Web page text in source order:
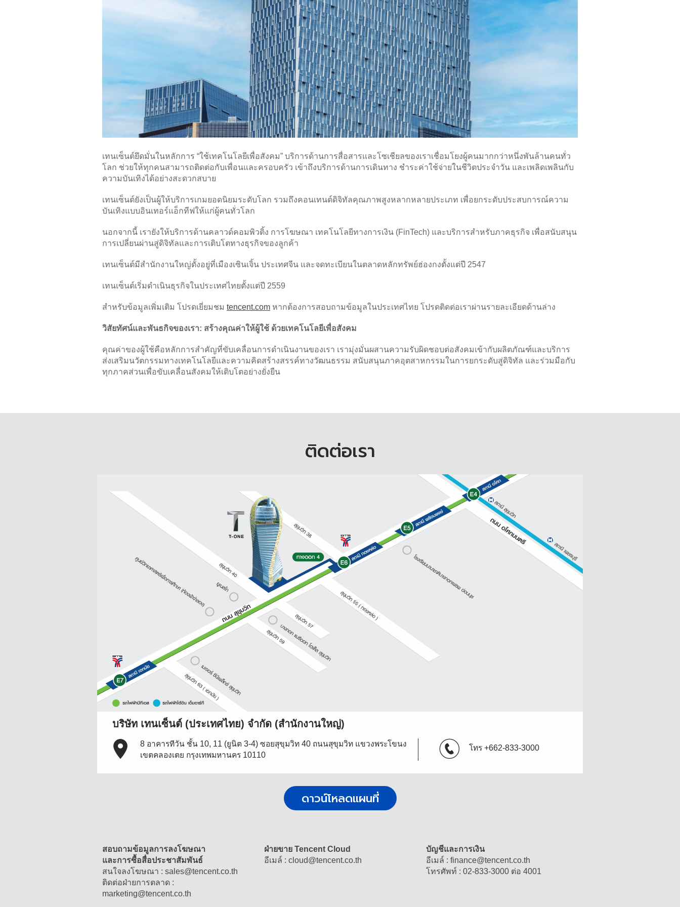
เทนเซ็นต์ยึดมั่นในหลักการ “ใช้เทคโนโลยีเพื่อสังคม” บริการด้านการสื่อสารและโซเชียลของเราเชื่อมโยงผู้คนมากกว่าหนึ่งพันล้านคนทั่ว
โลก ช่วยให้ทุกคนสามารถติดต่อกับเพื่อนและครอบครัว เข้าถึงบริการด้านการเดินทาง ชำระค่าใช้จ่ายในชีวิตประจำวัน และเพลิดเพลินกับ
ความบันเทิงได้อย่างสะดวกสบาย
เทนเซ็นต์ยังเป็นผู้ให้บริการเกมยอดนิยมระดับโลก รวมถึงคอนเทนต์ดิจิทัลคุณภาพสูงหลากหลายประเภท เพื่อยกระดับประสบการณ์ความ
บันเทิงแบบอินเทอร์แอ็กทีฟให้แก่ผู้คนทั่วโลก
นอกจากนี้ เรายังให้บริการด้านคลาวด์คอมพิวติ้ง การโฆษณา เทคโนโลยีทางการเงิน (FinTech) และบริการสำหรับภาคธุรกิจ เพื่อสนับสนุน
การเปลี่ยนผ่านสู่ดิจิทัลและการเติบโตทางธุรกิจของลูกค้า
เทนเซ็นต์มีสำนักงานใหญ่ตั้งอยู่ที่เมืองเซินเจิ้น ประเทศจีน และจดทะเบียนในตลาดหลักทรัพย์ฮ่องกงตั้งแต่ปี 2547
เทนเซ็นต์เริ่มดำเนินธุรกิจในประเทศไทยตั้งแต่ปี 2559
สำหรับข้อมูลเพิ่มเติม โปรดเยี่ยมชม tencent.com หากต้องการสอบถามข้อมูลในประเทศไทย โปรดติดต่อเราผ่านรายละเอียดด้านล่าง
วิสัยทัศน์และพันธกิจของเรา: สร้างคุณค่าให้ผู้ใช้ ด้วยเทคโนโลยีเพื่อสังคม
คุณค่าของผู้ใช้คือหลักการสำคัญที่ขับเคลื่อนการดำเนินงานของเรา เรามุ่งมั่นผสานความรับผิดชอบต่อสังคมเข้ากับผลิตภัณฑ์และบริการ
ส่งเสริมนวัตกรรมทางเทคโนโลยีและความคิดสร้างสรรค์ทางวัฒนธรรม สนับสนุนภาคอุตสาหกรรมในการยกระดับสู่ดิจิทัล และร่วมมือกับ
ทุกภาคส่วนเพื่อขับเคลื่อนสังคมให้เติบโตอย่างยั่งยืน
ติดต่อเรา
บริษัท เทนเซ็นต์ (ประเทศไทย) จํากัด (สํานักงานใหญ่)
8 อาคารทีวัน ชั้น 10, 11 (ยูนิต 3-4) ซอยสุขุมวิท 40 ถนนสุขุมวิท แขวงพระโขนง
เขตคลองเตย กรุงเทพมหานคร 10110
โทร +662-833-3000
ดาวน์โหลดแผนที่
สอบถามข้อมูลการลงโฆษณา
และการซื้อสื่อประชาสัมพันธ์
สนใจลงโฆษณา : sales@tencent.co.th
ติดต่อฝ่ายการตลาด :
marketing@tencent.co.th
ฝ่ายขาย Tencent Cloud
อีเมล์ : cloud@tencent.co.th
บัญชีและการเงิน
อีเมล์ : finance@tencent.co.th
โทรศัพท์ : 02-833-3000 ต่อ 4001